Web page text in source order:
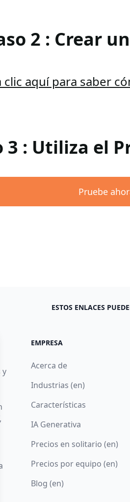
2 : Crear
clic aquí para saber
3 : Utiliza el
Pruebe
ESTOS ENLACES
y
EMPRESA
Acerca de
Industrias (en)
Características
IA Generativa
Precios en solitario (en)
Precios por equipo (en)
Blog (en)